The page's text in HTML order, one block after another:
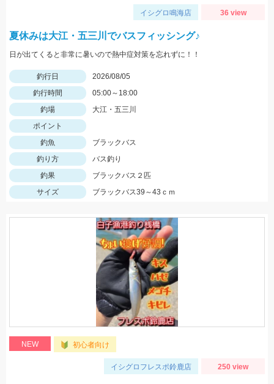
イシグロ鳴海店 36 view
夏休みは大江・五三川でバスフィッシング♪
日が出てくると非常に暑いので熱中症対策を忘れずに！！
釣行日
2026/08/05
釣行時間
05:00～18:00
釣場
大江・五三川
ポイント
釣魚
ブラックバス
釣り方
バス釣り
釣果
ブラックバス２匹
サイズ
ブラックバス39～43ｃｍ
NEW 初心者向け
イシグロフレスポ鈴鹿店 250 view